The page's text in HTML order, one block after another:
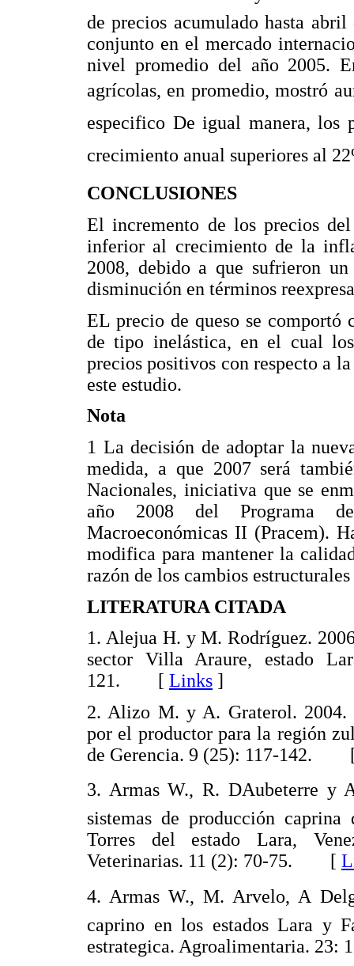
de precios acumulado hasta
conjunto en el mercado
nivel promedio del año 2005.
agrícolas, en promedio, mostró
especifico De igual manera, los
crecimiento anual superiores al
CONCLUSIONES
El incremento de los precios
inferior al crecimiento de la
2008, debido a que sufrieron
disminución en términos
EL precio de queso se comportó
de tipo inelástica, en el cual
precios positivos con respecto a
este estudio.
Nota
1 La decisión de adoptar la
medida, a que 2007 será
Nacionales, iniciativa que se
año 2008 del Programa
Macroeconómicas II (Pracem).
modifica para mantener la
razón de los cambios
LITERATURA CITADA
1. Alejua H. y M. Rodríguez.
sector Villa Araure, estado
121. [ Links ]
2. Alizo M. y A. Graterol. 2004.
por el productor para la región
de Gerencia. 9 (25): 117-142.
3. Armas W., R. DAubeterre y
sistemas de producción
Torres del estado Lara,
Veterinarias. 11 (2): 70-75. [
4. Armas W., M. Arvelo, A
caprino en los estados Lara y
estrategica. Agroalimentaria.